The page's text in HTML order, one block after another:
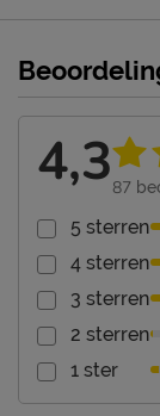
4,387
5 sterren
4 sterren
3 sterren
2 sterren
1 ster